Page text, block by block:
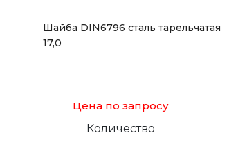
Шайба DIN6796 сталь тарельчатая
17,0
Цена по запросу
Количество